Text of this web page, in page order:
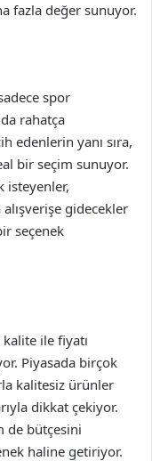
fazla değer sunuyor.
spor
rahatça
edenlerin yanı sıra,
bir seçim sunuyor.
isteyenler,
gidecekler
seçenek
kalite ile fiyatı
Piyasada birçok
kalitesiz ürünler
dikkat çekiyor.
de bütçesini
haline getiriyor.